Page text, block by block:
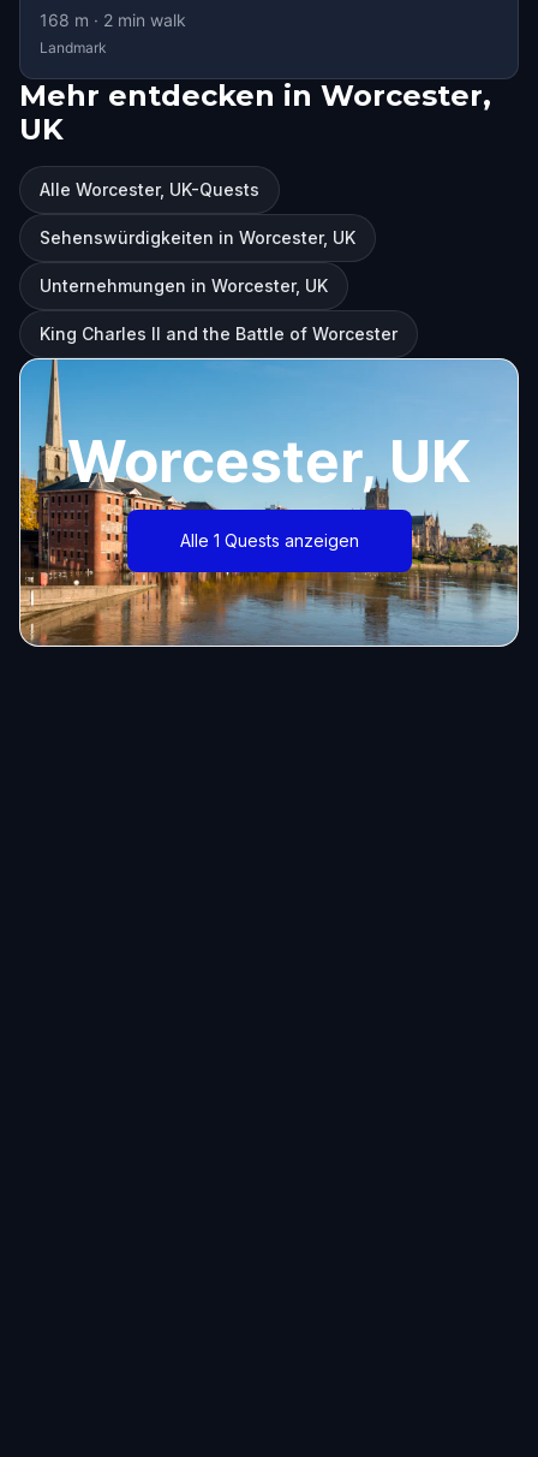
168 m · 2 min walk
Landmark
Mehr entdecken in Worcester,
UK
Alle Worcester, UK-Quests
Sehenswürdigkeiten in Worcester, UK
Unternehmungen in Worcester, UK
King Charles II and the Battle of Worcester
Worcester, UK
Alle 1 Quests anzeigen